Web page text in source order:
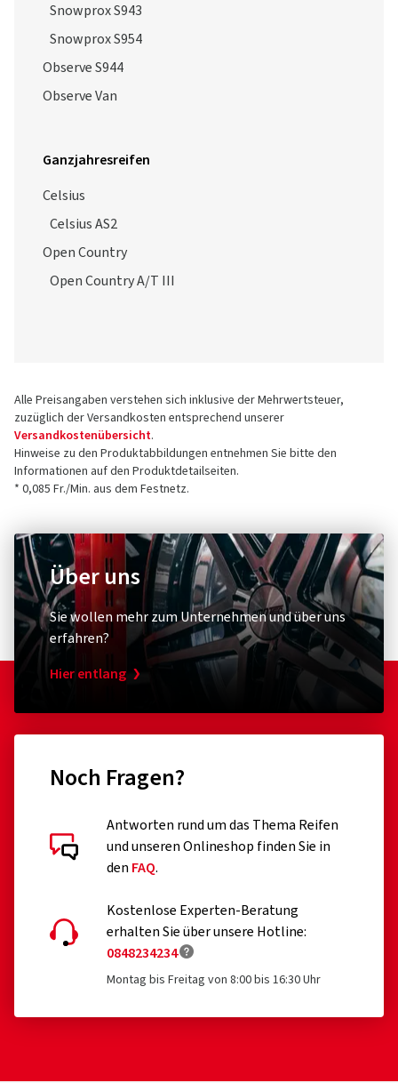
Snowprox S943
Snowprox S954
Observe S944
Observe Van
Ganzjahresreifen
Celsius
Celsius AS2
Open Country
Open Country A/T III
Alle Preisangaben verstehen sich inklusive der Mehrwertsteuer,
zuzüglich der Versandkosten entsprechend unserer
Versandkostenübersicht.
Hinweise zu den Produktabbildungen entnehmen Sie bitte den
Informationen auf den Produktdetailseiten.
* 0,085 Fr./Min. aus dem Festnetz.
Über uns
Sie wollen mehr zum Unternehmen und über uns
erfahren?
Hier entlang
Noch Fragen?
Antworten rund um das Thema Reifen
und unseren Onlineshop finden Sie in
den FAQ.
Kostenlose Experten-Beratung
erhalten Sie über unsere Hotline:
0848234234
Montag bis Freitag von 8:00 bis 16:30 Uhr